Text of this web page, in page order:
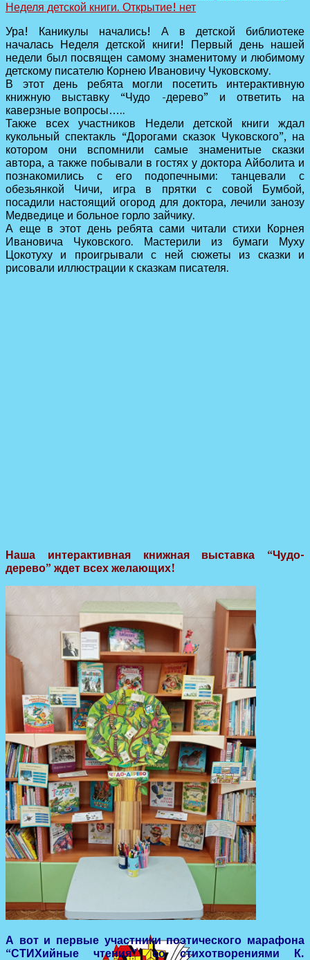
Неделя детской книги. Открытие! нет
Ура! Каникулы начались! А в детской библиотеке
началась Неделя детской книги! Первый день нашей
недели был посвящен самому знаменитому и любимому
детскому писателю Корнею Ивановичу Чуковскому.
В этот день ребята могли посетить интерактивную
книжную выставку “Чудо -дерево” и ответить на
каверзные вопросы…..
Также всех участников Недели детской книги ждал
кукольный спектакль “Дорогами сказок Чуковского”, на
котором они вспомнили самые знаменитые сказки
автора, а также побывали в гостях у доктора Айболита и
познакомились с его подопечными: танцевали с
обезьянкой Чичи, игра в прятки с совой Бумбой,
посадили настоящий огород для доктора, лечили занозу
Медведице и больное горло зайчику.
А еще в этот день ребята сами читали стихи Корнея
Ивановича Чуковского. Мастерили из бумаги Муху
Цокотуху и проигрывали с ней сюжеты из сказки и
рисовали иллюстрации к сказкам писателя.
Наша интерактивная книжная выставка “Чудо-
дерево” ждет всех желающих!
А вот и первые участники поэтического марафона
“СТИХийные чтения” со стихотворениями К.